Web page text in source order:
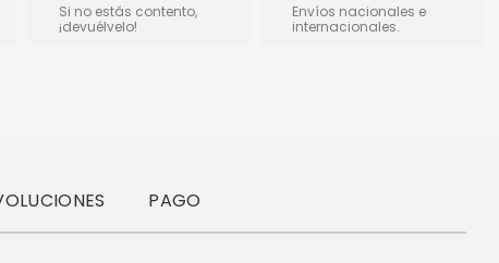
Si no estás contento,
¡devuélvelo!
Envíos nacionales e
internacionales.
PAGO